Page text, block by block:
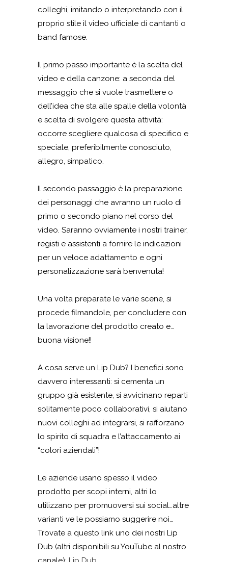
colleghi, imitando o interpretando con il
proprio stile il video ufficiale di cantanti o
band famose.
Il primo passo importante è la scelta del
video e della canzone: a seconda del
messaggio che si vuole trasmettere o
dell’idea che sta alle spalle della volontà
e scelta di svolgere questa attività:
occorre scegliere qualcosa di specifico e
speciale, preferibilmente conosciuto,
allegro, simpatico.
Il secondo passaggio è la preparazione
dei personaggi che avranno un ruolo di
primo o secondo piano nel corso del
video. Saranno ovviamente i nostri trainer,
registi e assistenti a fornire le indicazioni
per un veloce adattamento e ogni
personalizzazione sarà benvenuta!
Una volta preparate le varie scene, si
procede filmandole, per concludere con
la lavorazione del prodotto creato e…
buona visione!!
A cosa serve un Lip Dub? I benefici sono
davvero interessanti: si cementa un
gruppo già esistente, si avvicinano reparti
solitamente poco collaborativi, si aiutano
nuovi colleghi ad integrarsi, si rafforzano
lo spirito di squadra e l’attaccamento ai
“colori aziendali”!
Le aziende usano spesso il video
prodotto per scopi interni, altri lo
utilizzano per promuoversi sui social…altre
varianti ve le possiamo suggerire noi…
Trovate a questo link uno dei nostri Lip
Dub (altri disponibili su YouTube al nostro